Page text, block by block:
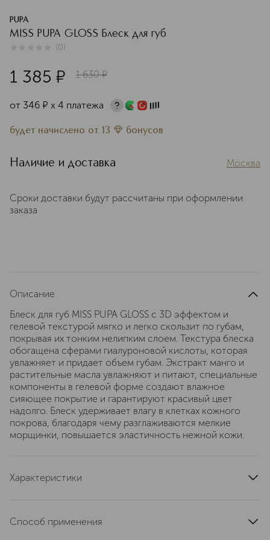
PUPA
MISS PUPA GLOSS Блеск для губ
(0)
1 385 ¤ 1 630 ¤
от 346 ¤ х 4 платежа
будет начислено от 13 бонусов
Наличие и доставка Москва
Сроки доставки будут рассчитаны при оформлении
заказа
Описание
Блеск для губ MISS PUPA GLOSS с 3D эффектом и
гелевой текстурой мягко и легко скользит по губам,
покрывая их тонким нелипким слоем. Текстура блеска
обогащена сферами гиалуроновой кислоты, которая
увлажняет и придает объем губам. Экстракт манго и
растительные масла увлажняют и питают, специальные
компоненты в гелевой форме создают влажное
сияющее покрытие и гарантируют красивый цвет
надолго. Блеск удерживает влагу в клетках кожного
покрова, благодаря чему разглаживаются мелкие
морщинки, повышается эластичность нежной кожи.
Характеристики
страна производства
Способ применения